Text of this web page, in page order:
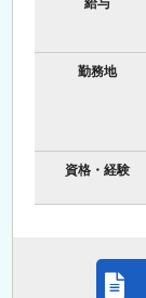
勤務地
資格・経験